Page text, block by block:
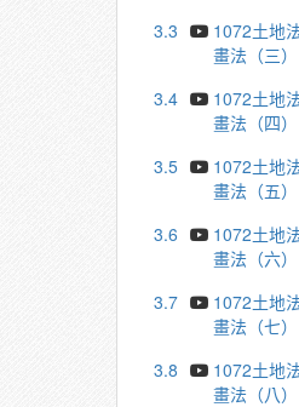
3.3
1072土地
畫法（三）
3.4
1072土地
畫法（四）
3.5
1072土地
畫法（五）
3.6
1072土地
畫法（六）
3.7
1072土地
畫法（七）
3.8
1072土地
畫法（八）